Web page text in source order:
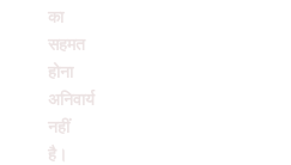
का
सहमत
होना
अनिवार्य
नहीं
है।